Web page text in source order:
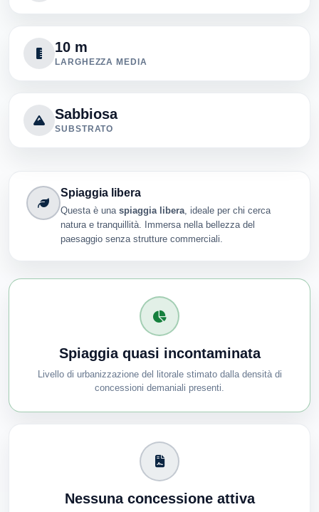
10 m
LARGHEZZA MEDIA
Sabbiosa
SUBSTRATO
Spiaggia libera
Questa è una spiaggia libera, ideale per chi cerca
natura e tranquillità. Immersa nella bellezza del
paesaggio senza strutture commerciali.
Spiaggia quasi incontaminata
Livello di urbanizzazione del litorale stimato dalla densità di
concessioni demaniali presenti.
Nessuna concessione attiva